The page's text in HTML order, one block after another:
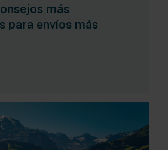
más
para envíos más